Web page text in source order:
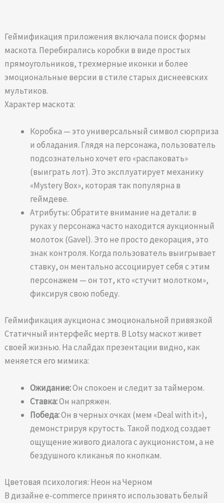
Геймификация приложения включала поиск формы
маскота. Перебирались коробки в виде простых
прямоугольников, трехмерные иконки и более
эмоциональные версии в стиле старых диснеевских
мультиков.
Характер маскота:
Коробка — это универсальный символ сюрприза
и обладания. Глядя на персонажа, пользователь
подсознательно хочет его «распаковать»
(выиграть лот). Это эксплуатирует механику
«Mystery Box», которая так популярна в
геймдеве.
Атрибуты: Обратите внимание на детали: в
руках у персонажа часто находится аукционный
молоток (Gavel). Это не просто декорация, это
знак контроля. Когда пользователь выигрывает
ставку, он ментально ассоциирует себя с этим
персонажем — он тот, кто «стучит молотком»,
фиксируя свою победу.
Геймификация аукциона с эмоциональной привязкой
Статичный интерфейс мертв. В Lotsy маскот живет
своей жизнью. На слайдах презентации видно, как
меняется его мимика:
Ожидание:Он спокоен и следит за таймером.
Ставка:Он напряжен.
Победа:Он в черных очках (мем «Deal with it»),
демонстрируя крутость. Такой подход создает
ощущение живого диалога с аукционистом, а не
бездушного кликанья по кнопкам.
Цветовая психология: Неон на Черном
В дизайне e-commerce принято использовать белый